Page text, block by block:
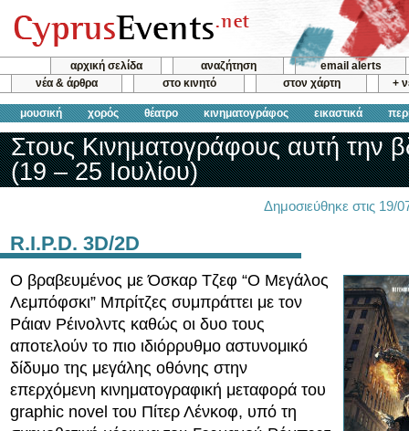
αρχική σελίδα αναζήτηση
email alerts
νέα & άρθρα
στο κινητό στον χάρτη +
μουσική χορός θέατρο κινηματογράφος εικαστικά
Στους Κινηματογράφους αυτή την
(19 – 25 Ιουλίου)
Δημοσιεύθηκε στις
R.I.P.D. 3D/2D
Ο βραβευμένος με Όσκαρ Τζεφ “Ο Μεγάλος
Λεμπόφσκι” Μπρίτζες συμπράττει με τον
Ράιαν Ρέινολντς καθώς οι δυο τους
αποτελούν το πιο ιδιόρρυθμο αστυνομικό
δίδυμο της μεγάλης οθόνης στην
επερχόμενη κινηματογραφική μεταφορά του
graphic novel του Πίτερ Λένκοφ, υπό τη